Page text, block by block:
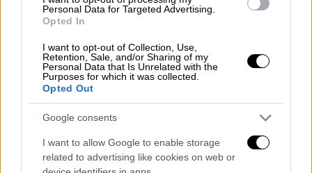
Personal Data for Targeted Advertising.
Opted In
I want to opt-out of Collection, Use,
Retention, Sale, and/or Sharing of my
Personal Data that Is Unrelated with the
Purposes for which it was collected.
Opted Out
Google consents
I want to allow Google to enable storage
related to advertising like cookies on web or
έσω ελευθερία που θέλει και ποθεί να γίνει
γενικευµένη ελευθερία, να επεκταθεί από το
ελεύθερο εγώ στο ακόµα πιο ελεύθερο
εµείς, και, το δίχως άλλο, να τιµήσει
εκείνους που, µε κίνδυνο της ζωής του, µε
µατωµένο τίµηµα, τίµησαν µια τέτοιαν
ελευθερία.
Συναντούσαµε τον Μισέλ πάντα στη
φωτεινή γωνιά της ανταρσίας, στα στέκια